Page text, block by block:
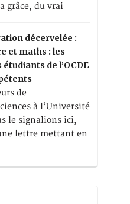
grâce, du vrai
décervelée :
et maths : les
étudiants de l’OCDE
de
à l’Université
le signalions ici,
lettre mettant en